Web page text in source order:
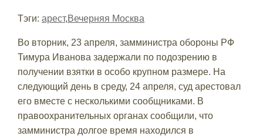
Тэги: арест,Вечерняя Москва
Во вторник, 23 апреля, замминистра обороны РФ
Тимура Иванова задержали по подозрению в
получении взятки в особо крупном размере. На
следующий день в среду, 24 апреля, суд арестовал
его вместе с несколькими сообщниками. В
правоохранительных органах сообщили, что
замминистра долгое время находился в